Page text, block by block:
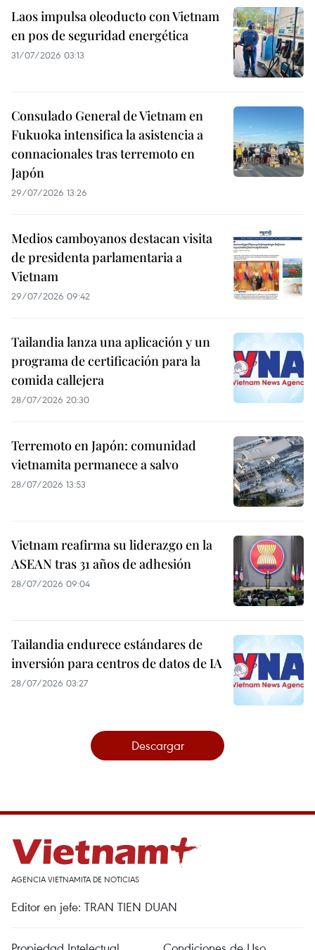
Laos impulsa oleoducto con Vietnam
en pos de seguridad energética
31/07/2026 03:13
Consulado General de Vietnam en
Fukuoka intensifica la asistencia a
connacionales tras terremoto en
Japón
29/07/2026 13:26
Medios camboyanos destacan visita
de presidenta parlamentaria a
Vietnam
29/07/2026 09:42
Tailandia lanza una aplicación y un
programa de certificación para la
comida callejera
28/07/2026 20:30
Terremoto en Japón: comunidad
vietnamita permanece a salvo
28/07/2026 13:53
Vietnam reafirma su liderazgo en la
ASEAN tras 31 años de adhesión
28/07/2026 09:04
Tailandia endurece estándares de
inversión para centros de datos de IA
28/07/2026 03:27
Descargar
AGENCIA VIETNAMITA DE NOTICIAS
Editor en jefe: TRAN TIEN DUAN